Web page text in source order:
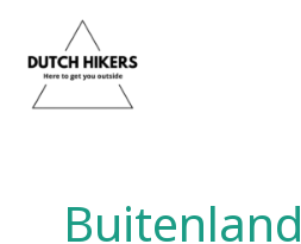
inhoud
Buitenland